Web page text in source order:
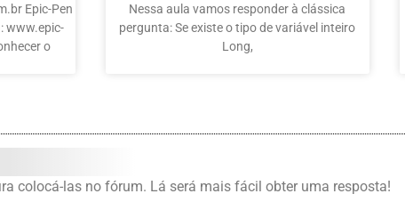
Epic-Pen
www.epic-
o
Nessa aula vamos responder à clássica
pergunta: Se existe o tipo de variável inteiro
Long,
colocá-las no fórum. Lá será mais fácil obter uma resposta!